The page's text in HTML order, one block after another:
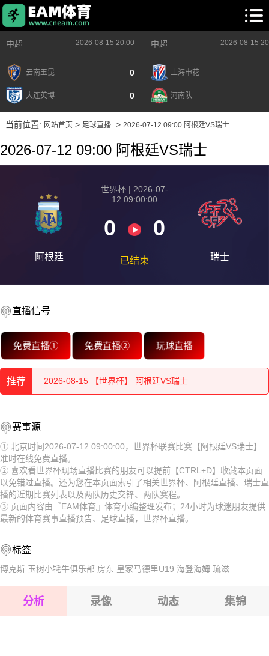
中超 2026-08-15 20:00
云南玉昆 0
大连英博 0
中超 2026-08-15
上海申花
河南队
当前位置: 网站首页> 足球直播> 2026-07-12 09:00 阿根廷VS瑞士
2026-07-12 09:00 阿根廷VS瑞士
阿根廷
世界杯 | 2026-07-
12 09:00:00
0 0
已结束 瑞士
直播信号
免费直播① 免费直播② 玩球直播
推荐
2026-08-15 【世界杯】 阿根廷VS瑞士
2026-08-15 【世界杯】 阿根廷VS瑞士
2026-08-15 【世界杯】 阿根廷VS瑞士
2026-08-15 【世界杯】 阿根廷VS瑞士
2026-08-15 【世界杯】 阿根廷VS瑞士
2026-08-15 【世界杯】 阿根廷VS瑞士
2026-08-15 【世界杯】 阿根廷VS瑞士
2026-08-15 【世界杯】 阿根廷VS瑞士
2026-08-15 【世界杯】 阿根廷VS瑞士
赛事源
①.北京时间2026-07-12 09:00:00，世界杯联赛比赛【阿根廷VS瑞士】
准时在线免费直播。
②.喜欢看世界杯现场直播比赛的朋友可以提前【CTRL+D】收藏本页面
以免错过直播。还为您在本页面索引了相关世界杯、阿根廷直播、瑞士直
播的近期比赛列表以及两队历史交锋、两队赛程。
③.页面内容由『EAM体育』体育小编整理发布；24小时为球迷朋友提供
最新的体育赛事直播预告、足球直播，世界杯直播。
标签
博克斯 玉树小牦牛俱乐部 房东 皇家马德里U19 海登海姆 琉滋
分析 录像 动态 集锦